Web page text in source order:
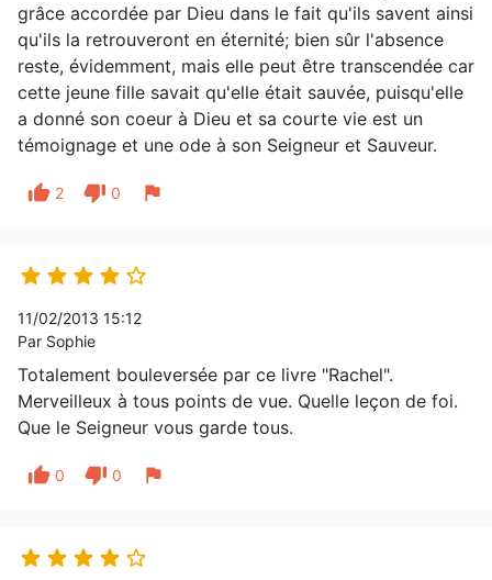
grâce accordée par Dieu dans le fait qu'ils savent ainsi
qu'ils la retrouveront en éternité; bien sûr l'absence
reste, évidemment, mais elle peut être transcendée car
cette jeune fille savait qu'elle était sauvée, puisqu'elle
a donné son coeur à Dieu et sa courte vie est un
témoignage et une ode à son Seigneur et Sauveur.
thumb_up 2 thumb_down 0 flag
    
11/02/2013 15:12
Par Sophie
Totalement bouleversée par ce livre "Rachel".
Merveilleux à tous points de vue. Quelle leçon de foi.
Que le Seigneur vous garde tous.
thumb_up 0 thumb_down 0 flag
    